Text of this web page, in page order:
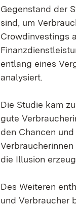
Gegenstand der
sind, um
Crowdinvestings
entlang eines
analysiert.
Die Studie kam
gute
den Chancen
die Illusion
Des Weiteren
und Verbraucher